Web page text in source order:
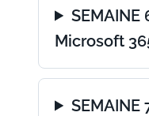
Microsoft